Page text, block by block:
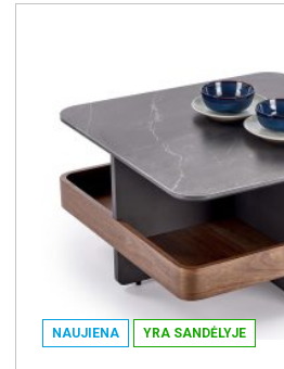
NAUJIENA YRA SANDĖLYJE